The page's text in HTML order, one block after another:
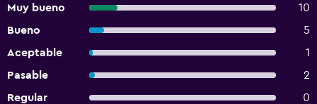
Muy bueno
10
Bueno
5
Aceptable
1
Pasable
2
Regular
0